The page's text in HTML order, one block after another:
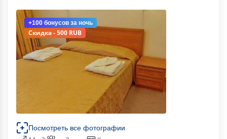
+100 бонусов за ночь
Скидка - 500 RUB
Посмотреть все фотографии